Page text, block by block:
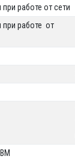
работе от сети
работе от